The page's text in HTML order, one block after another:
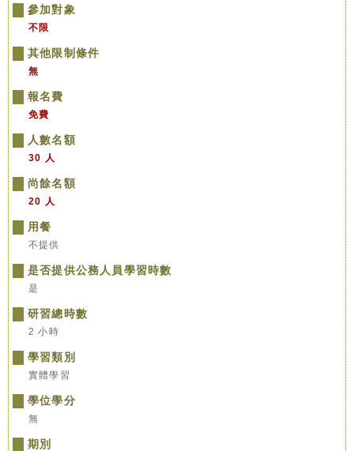
參加對象
不限
其他限制條件
無
報名費
免費
人數名額
30 人
尚餘名額
20 人
用餐
不提供
是否提供公務人員學習時數
是
研習總時數
2 小時
學習類別
實體學習
學位學分
無
期別